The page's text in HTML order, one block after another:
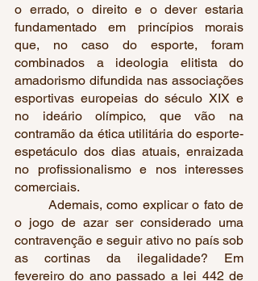
o errado, o direito e o dever estaria
fundamentado em princípios morais
que, no caso do esporte, foram
combinados a ideologia elitista do
amadorismo difundida nas associações
esportivas europeias do século XIX e
no ideário olímpico, que vão na
contramão da ética utilitária do esporte-
espetáculo dos dias atuais, enraizada
no profissionalismo e nos interesses
comerciais.
o jogo de azar ser considerado uma
contravenção e seguir ativo no país sob
as cortinas da ilegalidade? Em
fevereiro do ano passado a lei 442 de